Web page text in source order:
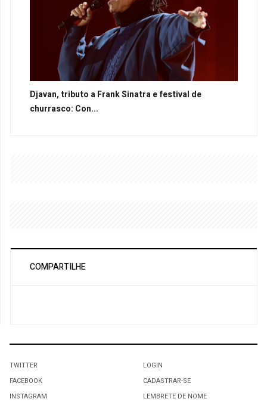
Djavan, tributo a Frank Sinatra e festival de
churrasco: Con...
COMPARTILHE
TWITTER
FACEBOOK
INSTAGRAM
LOGIN
CADASTRAR-SE
LEMBRETE DE NOME